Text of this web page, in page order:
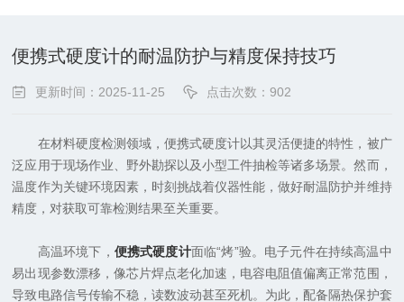
便携式硬度计的耐温防护与精度保持技巧
更新时间：2025-11-25 点击次数：902
在材料硬度检测领域，便携式硬度计以其灵活便捷的特性，被广
泛应用于现场作业、野外勘探以及小型工件抽检等诸多场景。然而，
温度作为关键环境因素，时刻挑战着仪器性能，做好耐温防护并维持
精度，对获取可靠检测结果至关重要。
高温环境下， 便携式硬度计面临“烤”验。电子元件在持续高温中
易出现参数漂移，像芯片焊点老化加速，电容电阻值偏离正常范围，
导致电路信号传输不稳，读数波动甚至死机。为此，配备隔热保护套